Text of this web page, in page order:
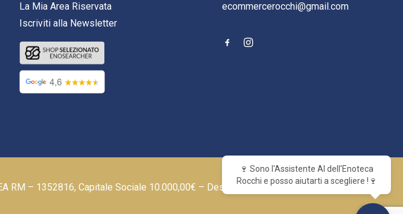
La Mia Area Riservata
Iscriviti alla Newsletter
ecommercerocchi@gmail.com
RM – 1352816, Capitale Sociale 10.000,00€ – Designed by
🍷 Sono l'Assistente AI dell'Enoteca
Rocchi e posso aiutarti a scegliere !🍷